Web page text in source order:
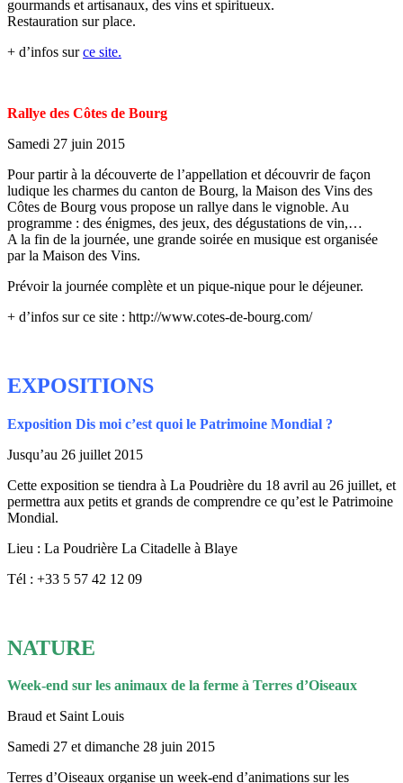
gourmands et artisanaux, des vins et spiritueux.
Restauration sur place.
+ d’infos surce site.
Rallye des Côtes de Bourg
Samedi 27 juin 2015
Pour partir à la découverte de l’appellation et découvrir de façon
ludique les charmes du canton de Bourg, la Maison des Vins des
Côtes de Bourg vous propose un rallye dans le vignoble. Au
programme : des énigmes, des jeux, des dégustations de vin,…
A la fin de la journée, une grande soirée en musique est organisée
par la Maison des Vins.
Prévoir la journée complète et un pique-nique pour le déjeuner.
+ d’infos sur ce site : http://www.cotes-de-bourg.com/
EXPOSITIONS
Exposition Dis moi c’est quoi le Patrimoine Mondial ?
Jusqu’au 26 juillet 2015
Cette exposition se tiendra à La Poudrière du 18 avril au 26 juillet, et
permettra aux petits et grands de comprendre ce qu’est le Patrimoine
Mondial.
Lieu : La Poudrière La Citadelle à Blaye
Tél : +33 5 57 42 12 09
NATURE
Week-end sur les animaux de la ferme à Terres d’Oiseaux
Braud et Saint Louis
Samedi 27 et dimanche 28 juin 2015
Terres d’Oiseaux organise un week-end d’animations sur les